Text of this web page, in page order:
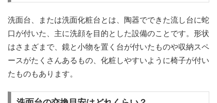
洗面台、または洗面化粧台とは、陶器でできた流し台に蛇
口が付いた、主に洗顔を目的とした設備のことです。形状
はさまざまで、鏡と小物を置く台が付いたものや収納スペ
ースがたくさんあるもの、化粧しやすいように椅子が付い
たものもあります。